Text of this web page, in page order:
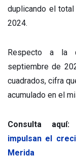
duplicando el
2024.
Respecto a la
septiembre de
cuadrados, cifra
acumulado en el
Consulta aquí:
impulsan el
Merida